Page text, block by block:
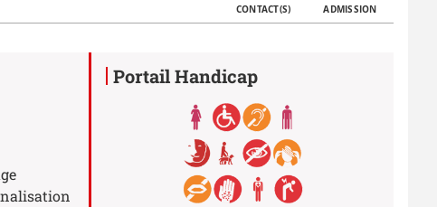
CONTACT(S) ADMISSION
Portail Handicap